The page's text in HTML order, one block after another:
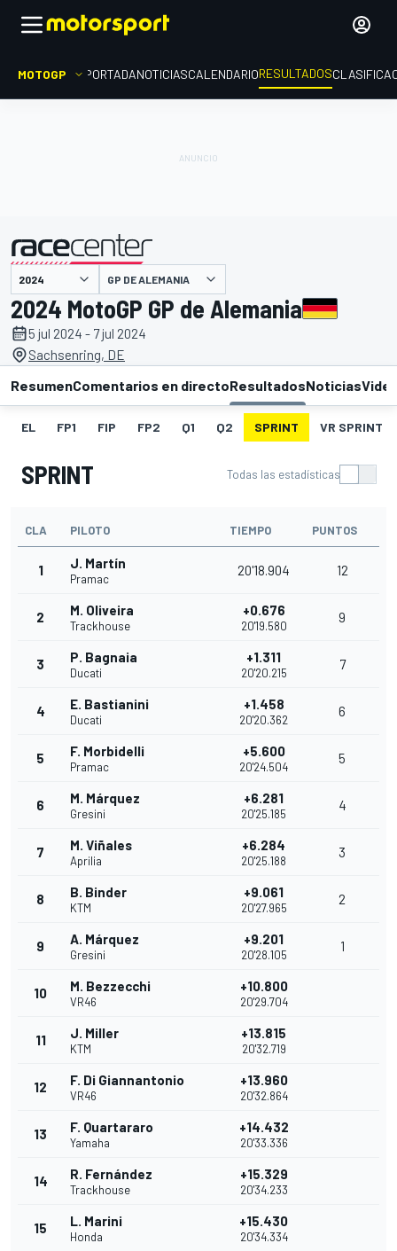
MOTOGP PORTADANOTICIASCALENDARIORESULTADOS
presentado por GP DE ALEMANIA
2024 MotoGP GP de Alemania
5 jul 2024 - 7 jul 2024
Sachsenring, DE
ResumenComentarios en directoResultadosNoticias
EL FP1 FIP FP2 Q1 Q2 SPRINT VR SPRINT
SPRINT Todas las estadísticas
CLA PILOTO TIEMPO PUNTOS
1 J. Martín
Pramac
20'18.904 12
2 M. Oliveira
Trackhouse
+0.676
20'19.580
9
3 P. Bagnaia
Ducati
+1.311
20'20.215
7
4 E. Bastianini
Ducati
+1.458
20'20.362
6
5 F. Morbidelli
Pramac
+5.600
20'24.504
5
6 M. Márquez
Gresini
+6.281
20'25.185
4
7 M. Viñales
Aprilia
+6.284
20'25.188
3
8 B. Binder
KTM
+9.061
20'27.965
2
9 A. Márquez
Gresini
+9.201
20'28.105
1
10 M. Bezzecchi
VR46
+10.800
20'29.704
11 J. Miller
KTM
+13.815
20'32.719
12 F. Di Giannantonio
VR46
+13.960
20'32.864
13 F. Quartararo
Yamaha
+14.432
20'33.336
14 R. Fernández
Trackhouse
+15.329
20'34.233
15 L. Marini
Honda
+15.430
20'34.334